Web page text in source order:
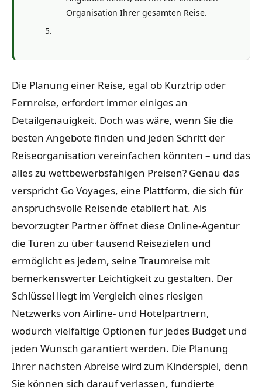
Organisation Ihrer gesamten Reise.
Die Planung einer Reise, egal ob Kurztrip oder
Fernreise, erfordert immer einiges an
Detailgenauigkeit. Doch was wäre, wenn Sie die
besten Angebote finden und jeden Schritt der
Reiseorganisation vereinfachen könnten – und das
alles zu wettbewerbsfähigen Preisen? Genau das
verspricht Go Voyages, eine Plattform, die sich für
anspruchsvolle Reisende etabliert hat. Als
bevorzugter Partner öffnet diese Online-Agentur
die Türen zu über tausend Reisezielen und
ermöglicht es jedem, seine Traumreise mit
bemerkenswerter Leichtigkeit zu gestalten. Der
Schlüssel liegt im Vergleich eines riesigen
Netzwerks von Airline- und Hotelpartnern,
wodurch vielfältige Optionen für jedes Budget und
jeden Wunsch garantiert werden. Die Planung
Ihrer nächsten Abreise wird zum Kinderspiel, denn
Sie können sich darauf verlassen, fundierte